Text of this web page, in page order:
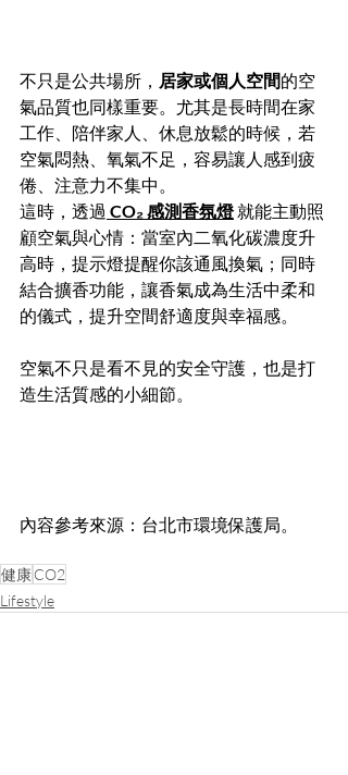
不只是公共場所， 居家或個人空間的空
氣品質也同樣重要。尤其是長時間在家
工作、陪伴家人、休息放鬆的時候，若
空氣悶熱、氧氣不足，容易讓人感到疲
倦、注意力不集中。
這時，透過 CO₂ 感測香氛燈 就能主動照
顧空氣與心情：當室內二氧化碳濃度升
高時，提示燈提醒你該通風換氣；同時
結合擴香功能，讓香氣成為生活中柔和
的儀式，提升空間舒適度與幸福感。
空氣不只是看不見的安全守護，也是打
造生活質感的小細節。
內容參考來源：台北市環境保護局。
健康CO2
Lifestyle